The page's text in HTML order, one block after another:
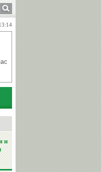
и